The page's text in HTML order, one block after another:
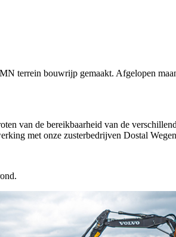
terrein bouwrijp gemaakt. Afgelopen
van de bereikbaarheid van de
met onze zusterbedrijven Dostal